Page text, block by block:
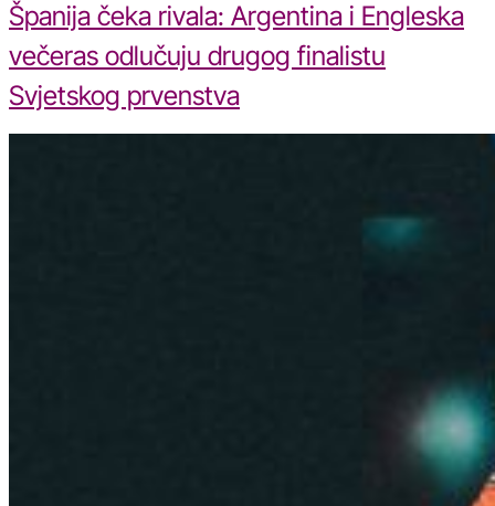
Španija čeka rivala: Argentina i Engleska
večeras odlučuju drugog finalistu
Svjetskog prvenstva